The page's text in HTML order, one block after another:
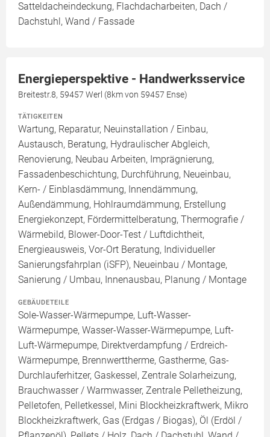
Satteldacheindeckung, Flachdacharbeiten, Dach /
Dachstuhl, Wand / Fassade
Energieperspektive - Handwerksservice
Breitestr.8, 59457 Werl (8km von 59457 Ense)
TÄTIGKEITEN
Wartung, Reparatur, Neuinstallation / Einbau,
Austausch, Beratung, Hydraulischer Abgleich,
Renovierung, Neubau Arbeiten, Imprägnierung,
Fassadenbeschichtung, Durchführung, Neueinbau,
Kern- / Einblasdämmung, Innendämmung,
Außendämmung, Hohlraumdämmung, Erstellung
Energiekonzept, Fördermittelberatung, Thermografie /
Wärmebild, Blower-Door-Test / Luftdichtheit,
Energieausweis, Vor-Ort Beratung, Individueller
Sanierungsfahrplan (iSFP), Neueinbau / Montage,
Sanierung / Umbau, Innenausbau, Planung / Montage
GEBÄUDETEILE
Sole-Wasser-Wärmepumpe, Luft-Wasser-
Wärmepumpe, Wasser-Wasser-Wärmepumpe, Luft-
Luft-Wärmepumpe, Direktverdampfung / Erdreich-
Wärmepumpe, Brennwerttherme, Gastherme, Gas-
Durchlauferhitzer, Gaskessel, Zentrale Solarheizung,
Brauchwasser / Warmwasser, Zentrale Pelletheizung,
Pelletofen, Pelletkessel, Mini Blockheizkraftwerk, Mikro
Blockheizkraftwerk, Gas (Erdgas / Biogas), Öl (Erdöl /